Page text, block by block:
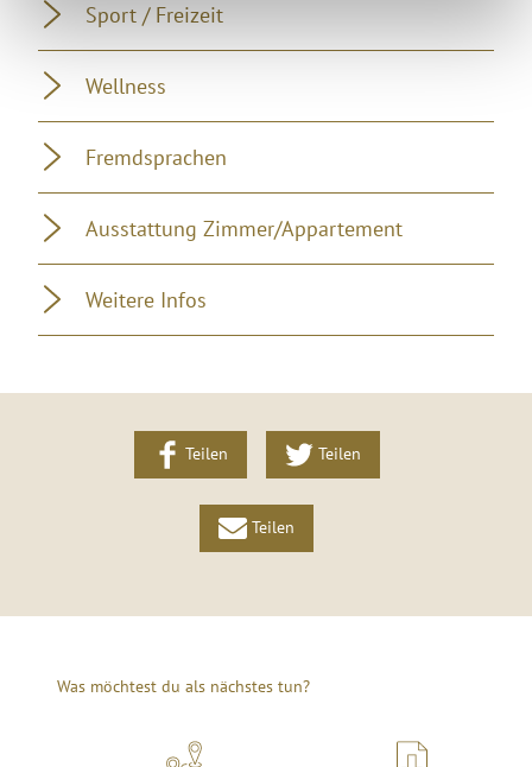
Sport / Freizeit
Wellness
Fremdsprachen
Ausstattung Zimmer/Appartement
Weitere Infos
Teilen Teilen
Teilen
Was möchtest du als nächstes tun?